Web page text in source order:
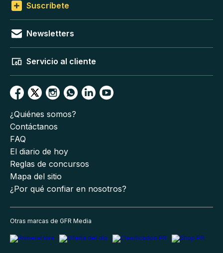
Suscríbete
Newsletters
Servicio al cliente
¿Quiénes somos?
Contáctanos
FAQ
El diario de hoy
Reglas de concursos
Mapa del sitio
¿Por qué confiar en nosotros?
Otras marcas de GFR Media